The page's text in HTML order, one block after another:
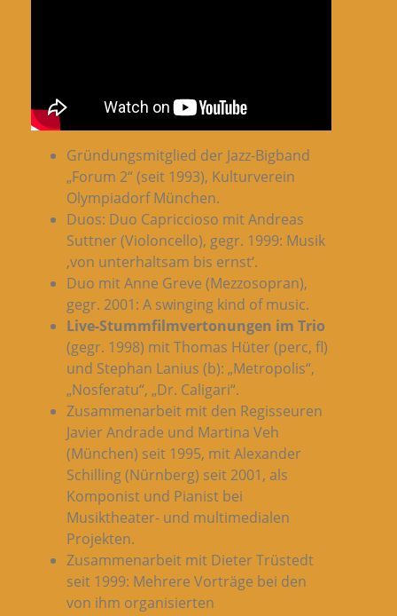
Gründungsmitglied der Jazz-Bigband
„Forum 2“ (seit 1993), Kulturverein
Olympiadorf München.
Duos: Duo Capriccioso mit Andreas
Suttner (Violoncello), gegr. 1999: Musik
‚von unterhaltsam bis ernst‘.
Duo mit Anne Greve (Mezzosopran),
gegr. 2001: A swinging kind of music.
Live-Stummfilmvertonungen im Trio
(gegr. 1998) mit Thomas Hüter (perc, fl)
und Stephan Lanius (b): „Metropolis“,
„Nosferatu“, „Dr. Caligari“.
Zusammenarbeit mit den Regisseuren
Javier Andrade und Martina Veh
(München) seit 1995, mit Alexander
Schilling (Nürnberg) seit 2001, als
Komponist und Pianist bei
Musiktheater- und multimedialen
Projekten.
Zusammenarbeit mit Dieter Trüstedt
seit 1999: Mehrere Vorträge bei den
von ihm organisierten